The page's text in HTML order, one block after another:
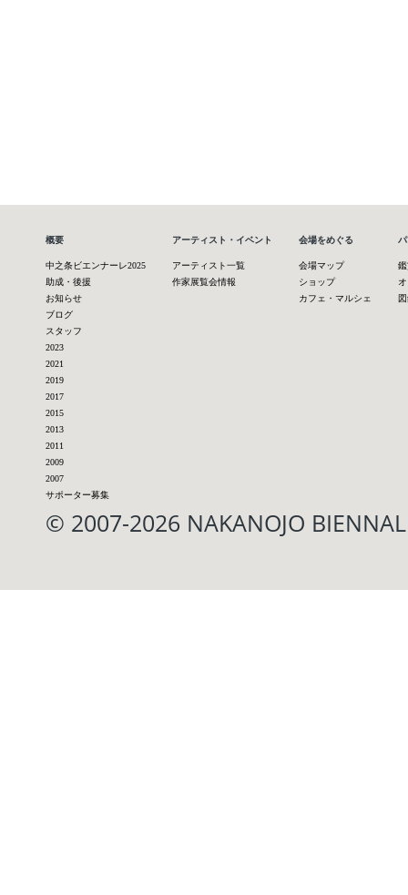
概要
中之条ビエンナーレ2025
助成・後援
お知らせ
ブログ
スタッフ
2023
2021
2019
2017
2015
2013
2011
2009
2007
サポーター募集
アーティスト・イベント
アーティスト一覧
作家展覧会情報
会場をめぐる
会場マップ
ショップ
カフェ・マルシェ
© 2007-2026 NAKANOJO